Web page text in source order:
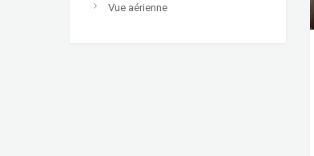
Vue aérienne